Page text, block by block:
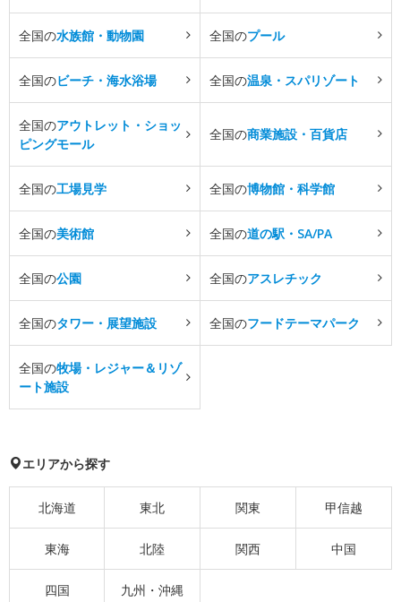
全国の水族館・動物園 全国のプール
全国のビーチ・海水浴場 全国の温泉・スパリゾート
全国のアウトレット・ショッ
ピングモール
全国の商業施設・百貨店
全国の工場見学 全国の博物館・科学館
全国の美術館 全国の道の駅・SA/PA
全国の公園 全国のアスレチック
全国のタワー・展望施設 全国のフードテーマパーク
全国の牧場・レジャー＆リゾ
ート施設
エリアから探す
北海道 東北 関東 甲信越
東海 北陸 関西 中国
四国 九州・沖縄